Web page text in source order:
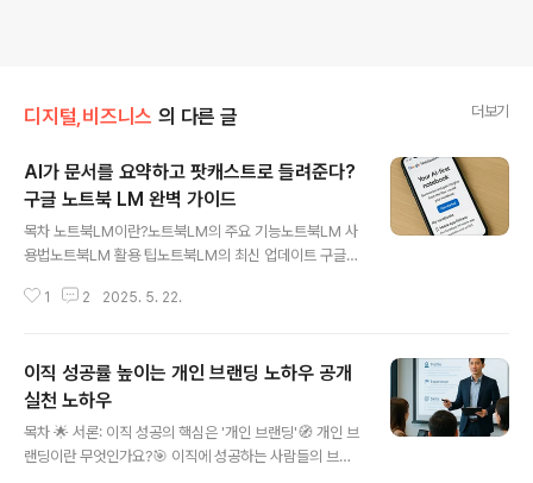
디지털,비즈니스 의 다른 글 더보기
AI가 문서를 요약하고 팟캐스트로 들려준다?
구글 노트북 LM 완벽 가이드
목차 노트북LM이란?노트북LM의 주요 기능노트북LM 사
용법노트북LM 활용 팁노트북LM의 최신 업데이트 구글의
기반으로 AI가 요약, 분석, 질의응답, 오디오 요약 등의 기
erview)를 지원하며, 모바일 앱도 출시되어 언제 어디서
나 활용할 수 있게 되었습니다. 이 글에서는 노트북LM의
주요 기능과 사용법, 활용 팁, 최신 업데이트에 대해 자세히
알아보겠습니다. 🧠 노트북LM이란? 노트북LM(Notebo
1 2 2025. 5. 22.
이직 성공률 높이는 개인 브랜딩 노하우 공개
실천 노하우
목차 🌟 서론: 이직 성공의 핵심은 '개인 브랜딩'🧭 개인 브
랜딩이란 무엇인가요?🎯 이직에 성공하는 사람들의 브랜